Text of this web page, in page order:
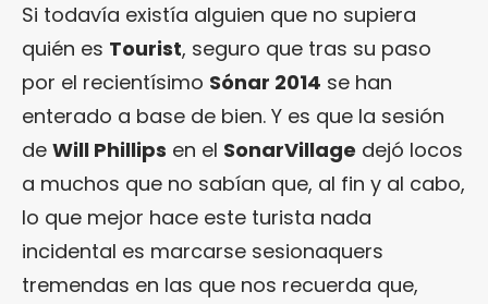
Si todavía existía alguien que no supiera
quién es Tourist, seguro que tras su paso
por el recientísimo Sónar 2014 se han
enterado a base de bien. Y es que la sesión
de Will Phillips en el SonarVillage dejó locos
a muchos que no sabían que, al fin y al cabo,
lo que mejor hace este turista nada
incidental es marcarse sesionaquers
tremendas en las que nos recuerda que,